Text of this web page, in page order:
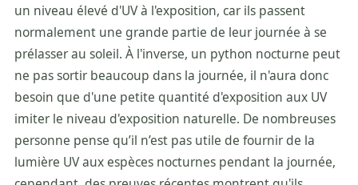
un niveau élevé d'UV à l'exposition, car ils passent
normalement une grande partie de leur journée à se
prélasser au soleil. À l'inverse, un python nocturne peut
ne pas sortir beaucoup dans la journée, il n'aura donc
besoin que d'une petite quantité d'exposition aux UV
imiter le niveau d'exposition naturelle. De nombreuses
personne pense qu’il n’est pas utile de fournir de la
lumière UV aux espèces nocturnes pendant la journée,